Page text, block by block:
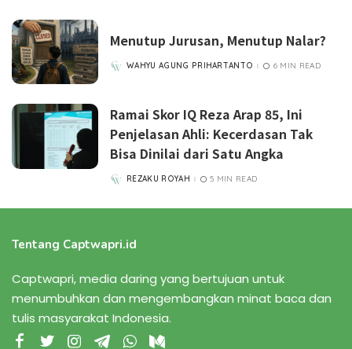
Menutup Jurusan, Menutup Nalar?
POSTED
WAHYU AGUNG PRIHARTANTO 6 MIN READ
Ramai Skor IQ Reza Arap 85, Ini
Penjelasan Ahli: Kecerdasan Tak
Bisa Dinilai dari Satu Angka
POSTEDREZAKU ROYAH 5 MIN READ
Tentang Captwapri.id
Captwapri, media daring yang bertujuan untuk
menumbuhkan dan mengembangkan minat baca dan
tulis masyarakat Indonesia.